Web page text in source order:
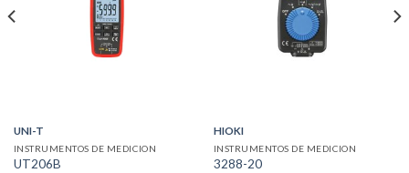
UNI-T
INSTRUMENTOS DE MEDICION
UT206B
HIOKI
INSTRUMENTOS DE MEDICION
3288-20